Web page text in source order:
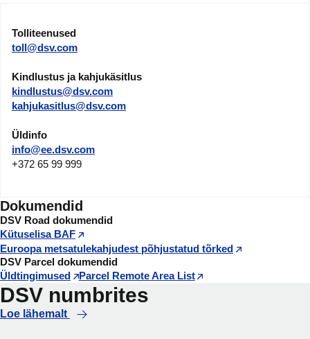
Tolliteenused
toll@dsv.com
Kindlustus ja kahjukäsitlus
kindlustus@dsv.com
kahjukasitlus@dsv.com
Üldinfo
info@ee.dsv.com
+372 65 99 999
Dokumendid
DSV Road dokumendid
Kütuselisa BAF
Euroopa metsatulekahjudest põhjustatud tõrked
DSV Parcel dokumendid
Üldtingimused
Parcel Remote Area List
DSV numbrites
Loe lähemalt